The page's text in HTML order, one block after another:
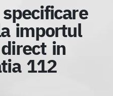
importul
in
112